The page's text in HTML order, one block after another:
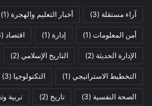
آراء مستقلة (3) أخبار التعليم والهجرة (1)
أمن المعلومات (1) إدارة (1) اقتصاد (3)
الإدارة الحديثة (2) التاريخ الإسلامي (2)
التخطيط الاستراتيجي (1) التكنولوجيا (3)
الصحة النفسية (3) تاريخ (2) تربية